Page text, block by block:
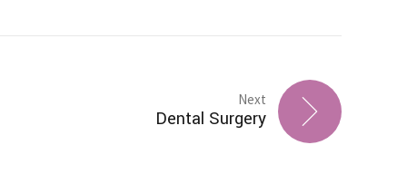
Next
Dental Surgery